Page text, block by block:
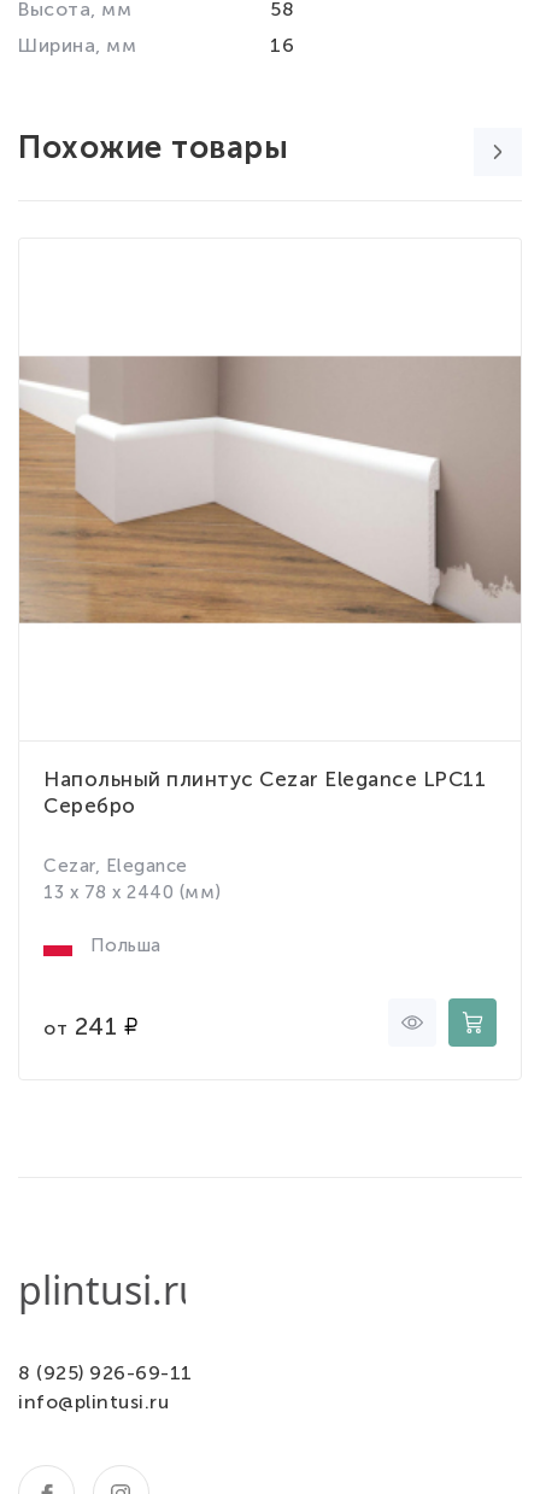
Высота, мм
58
Ширина, мм
16
Похожие товары
Напольный плинтус Cezar Elegance LPC11
Серебро
Cezar, Elegance
13 x 78 x 2440 (мм)
Польша
от 241
8 (925) 926-69-11
info@plintusi.ru